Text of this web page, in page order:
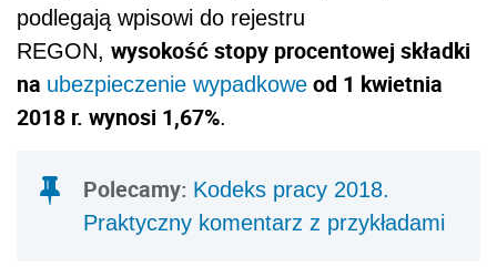
podlegają wpisowi do rejestru
REGON, wysokość stopy procentowej składki
na ubezpieczenie wypadkowe od 1 kwietnia
2018 r. wynosi 1,67%.
Polecamy: Kodeks pracy 2018.
Praktyczny komentarz z przykładami